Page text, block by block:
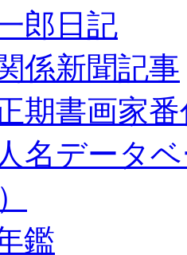
郎日記
係新聞記事
期書画家
名データ
鑑